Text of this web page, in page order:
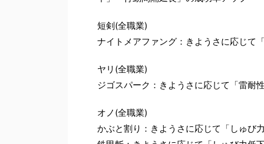
短剣(全職業)
ナイトメアファング：きようさに応じて
ヤリ(全職業)
ジゴスパーク：きようさに応じて「雷耐
オノ(全職業)
かぶと割り：きようさに応じて「しゅび